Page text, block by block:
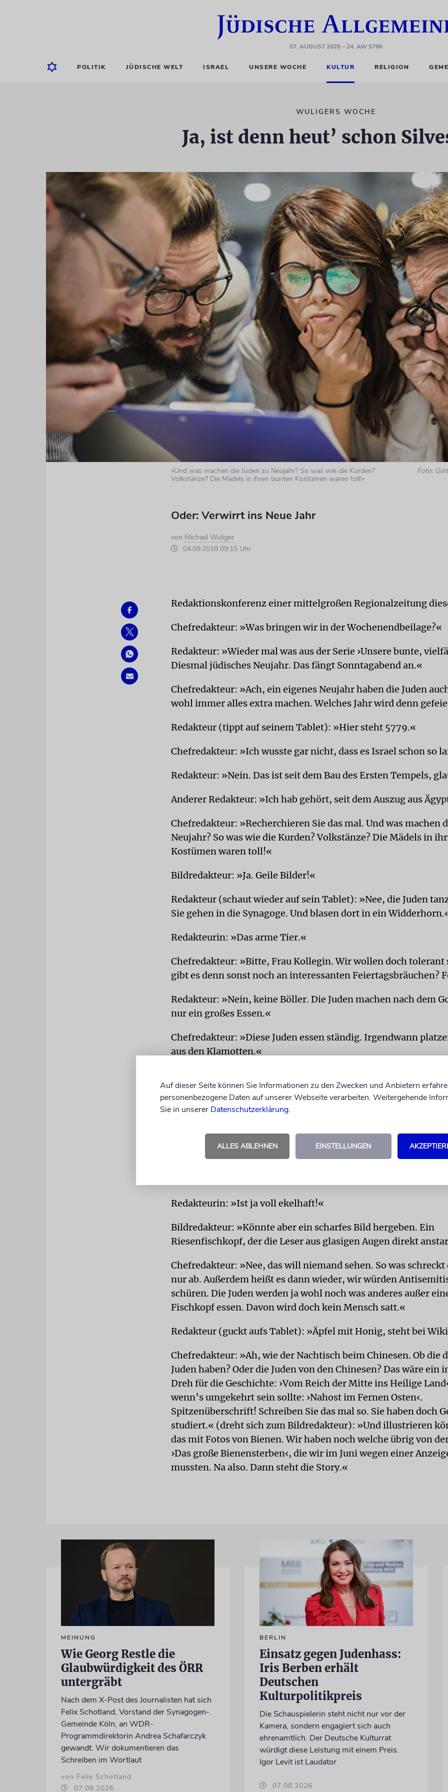
07. AUGUST 2026– 24. AW 5786
POLITIK JÜDISCHE WELT ISRAEL UNSERE WOCHE KULTUR RELIGION
WULIGERS WOCHE
Ja, ist denn heut’ schon
»Und was machen die Juden zu Neujahr? So was wie die Kurden?
Volkstänze? Die Mädels in ihren bunten Kostümen waren toll!«
Foto:
Oder: Verwirrt ins Neue Jahr
von Michael Wuliger
04.09.2018 09:15 Uhr
Redaktionskonferenz einer mittelgroßen Regionalzeitung
Chefredakteur: »Was bringen wir in der Wochenendbeilage?«
Redakteur: »Wieder mal was aus der Serie ›Unsere bunte,
Diesmal jüdisches Neujahr. Das fängt Sonntagabend an.«
Chefredakteur: »Ach, ein eigenes Neujahr haben die Juden
wohl immer alles extra machen. Welches Jahr wird denn
Redakteur (tippt auf seinem Tablet): »Hier steht 5779.«
Chefredakteur: »Ich wusste gar nicht, dass es Israel schon so
Redakteur: »Nein. Das ist seit dem Bau des Ersten Tempels,
Anderer Redakteur: »Ich hab gehört, seit dem Auszug aus
Chefredakteur: »Recherchieren Sie das mal. Und was machen
Neujahr? So was wie die Kurden? Volkstänze? Die Mädels in
Kostümen waren toll!«
Bildredakteur: »Ja. Geile Bilder!«
Redakteur (schaut wieder auf sein Tablet): »Nee, die Juden
Sie gehen in die Synagoge. Und blasen dort in ein
Redakteurin: »Das arme Tier.«
Chefredakteur: »Bitte, Frau Kollegin. Wir wollen doch tolerant
gibt es denn sonst noch an interessanten Feiertagsbräuchen?
Redakteur: »Nein, keine Böller. Die Juden machen nach dem
nur ein großes Essen.«
Chefredakteur: »Diese Juden essen ständig. Irgendwann
aus den Klamotten.«
später einen Fastentag. Um die Kilos wieder runter zu
ich mal.«
umgekehrt. Die fasten erst und fressen sich dann voll. Egal.
bei den Juden denn auf den Tisch? Irgendwas Interessantes,
Redakteurin: »Ist ja voll ekelhaft!«
Bildredakteur: »Könnte aber ein scharfes Bild hergeben. Ein
Riesenfischkopf, der die Leser aus glasigen Augen direkt
Chefredakteur: »Nee, das will niemand sehen. So was schreckt
nur ab. Außerdem heißt es dann wieder, wir würden
schüren. Die Juden werden ja wohl noch was anderes außer
Fischkopf essen. Davon wird doch kein Mensch satt.«
Redakteur (guckt aufs Tablet): »Äpfel mit Honig, steht bei
Chefredakteur: »Ah, wie der Nachtisch beim Chinesen. Ob die
Juden haben? Oder die Juden von den Chinesen? Das wäre ein
Dreh für die Geschichte: ›Vom Reich der Mitte ins Heilige
wenn’s umgekehrt sein sollte: ›Nahost im Fernen Osten‹.
Spitzenüberschrift! Schreiben Sie das mal so. Sie haben doch
studiert.« (dreht sich zum Bildredakteur): »Und illustrieren
das mit Fotos von Bienen. Wir haben noch welche übrig von
›Das große Bienensterben‹, die wir im Juni wegen einer
mussten. Na also. Dann steht die Story.«
MEINUNG
Wie Georg Restle die
Glaubwürdigkeit des ÖRR
untergräbt
Nach dem X-Post des Journalisten hat sich
Felix Schotland, Vorstand der Synagogen-
Gemeinde Köln, an WDR-
Programmdirektorin Andrea Schafarczyk
gewandt. Wir dokumentieren das
Schreiben im Wortlaut
von Felix Schotland
07.08.2026
BERLIN
Einsatz gegen Judenhass:
Iris Berben erhält
Deutschen
Kulturpolitikpreis
Die Schauspielerin steht nicht nur vor der
Kamera, sondern engagiert sich auch
ehrenamtlich. Der Deutsche Kulturrat
würdigt diese Leistung mit einem Preis.
Igor Levit ist Laudator
07.08.2026
Auf dieser Seite können Sie Informationen zu den Zwecken und Anbietern
personenbezogene Daten auf unserer Webseite verarbeiten. Weitergehende
Sie in unserer Datenschutzerklärung.
ALLES ABLEHNEN EINSTELLUNGEN